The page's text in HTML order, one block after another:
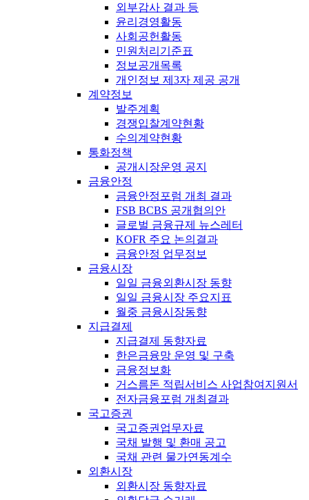
외부감사 결과 등
윤리경영활동
사회공헌활동
민원처리기준표
정보공개목록
개인정보 제3자 제공 공개
계약정보
발주계획
경쟁입찰계약현황
수의계약현황
통화정책
공개시장운영 공지
금융안정
금융안정포럼 개최 결과
FSB BCBS 공개협의안
글로벌 금융규제 뉴스레터
KOFR 주요 논의결과
금융안정 업무정보
금융시장
일일 금융외환시장 동향
일일 금융시장 주요지표
월중 금융시장동향
지급결제
지급결제 동향자료
한은금융망 운영 및 구축
금융정보화
거스름돈 적립서비스 사업참여지원서
전자금융포럼 개최결과
국고증권
국고증권업무자료
국채 발행 및 환매 공고
국채 관련 물가연동계수
외환시장
외환시장 동향자료